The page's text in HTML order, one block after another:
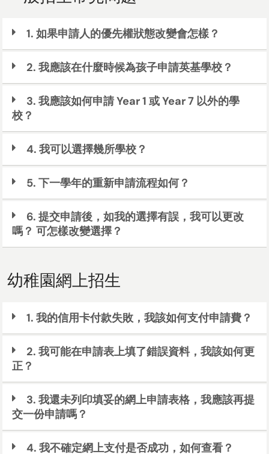
1. 如果申請人的優先權狀態改變會怎樣？
2. 我應該在什麼時候為孩子申請英基學校？
3. 我應該如何申請 Year 1 或 Year 7 以外的學
校？
4. 我可以選擇幾所學校？
5. 下一學年的重新申請流程如何？
6. 提交申請後，如我的選擇有誤，我可以更改
嗎？ 可怎樣改變選擇？
幼稚園網上招生
1. 我的信用卡付款失敗，我該如何支付申請費？
2. 我可能在申請表上填了錯誤資料，我該如何更
正？
3. 我還未列印填妥的網上申請表格，我應該再提
交一份申請嗎？
4. 我不確定網上支付是否成功，如何查看？